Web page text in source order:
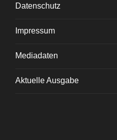
Datenschutz
Impressum
Mediadaten
Aktuelle Ausgabe